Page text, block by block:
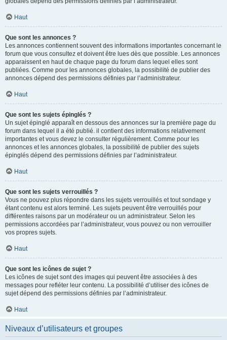
Haut
Que sont les annonces ?
Les annonces contiennent souvent des informations importantes concernant le
forum que vous consultez et doivent être lues dès que possible. Les annonces
apparaissent en haut de chaque page du forum dans lequel elles sont
publiées. Comme pour les annonces globales, la possibilité de publier des
annonces dépend des permissions définies par l’administrateur.
Haut
Que sont les sujets épinglés ?
Un sujet épinglé apparaît en dessous des annonces sur la première page du
forum dans lequel il a été publié. il contient des informations relativement
importantes et vous devez le consulter régulièrement. Comme pour les
annonces et les annonces globales, la possibilité de publier des sujets
épinglés dépend des permissions définies par l’administrateur.
Haut
Que sont les sujets verrouillés ?
Vous ne pouvez plus répondre dans les sujets verrouillés et tout sondage y
étant contenu est alors terminé. Les sujets peuvent être verrouillés pour
différentes raisons par un modérateur ou un administrateur. Selon les
permissions accordées par l’administrateur, vous pouvez ou non verrouiller
vos propres sujets.
Haut
Que sont les icônes de sujet ?
Les icônes de sujet sont des images qui peuvent être associées à des
messages pour refléter leur contenu. La possibilité d’utiliser des icônes de
sujet dépend des permissions définies par l’administrateur.
Haut
Niveaux d’utilisateurs et groupes